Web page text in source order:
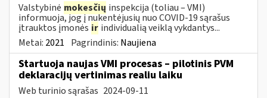
Valstybinė mokesčių inspekcija (toliau – VMI)
informuoja, jog į nukentėjusių nuo COVID-19 sąrašus
įtrauktos įmonės ir individualią veiklą vykdantys...
Metai: 2021 Pagrindinis: Naujiena
Startuoja naujas VMI procesas – pilotinis PVM
deklaracijų vertinimas realiu laiku
Web turinio sąrašas 2024-09-11